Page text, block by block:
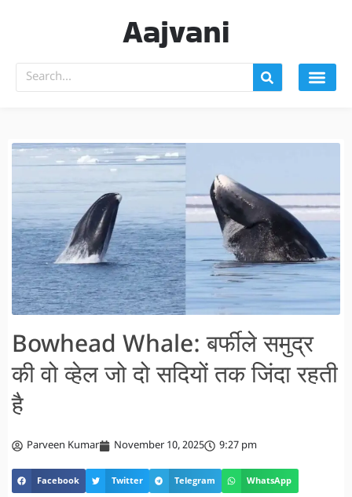
Aajvani
Bowhead Whale: बर्फीले समुद्र
की वो व्हेल जो दो सदियों तक जिंदा रहती
है
Parveen Kumar November 10, 2025 9:27 pm
Facebook Twitter Telegram WhatsApp